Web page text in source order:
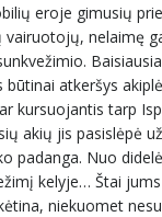
eroje gimusių
nelaimę
atkeršys
kursuojantis tarp
akių jis pasislėpė
padanga. Nuo
kelyje… Štai
niekuomet